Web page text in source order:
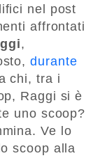
nel post
affrontati
,
durante
chi, tra i
Raggi si è
uno scoop?
Ve lo
scoop alla